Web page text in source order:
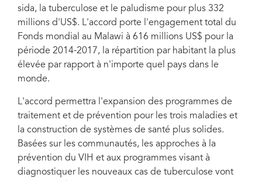
De gauche à droite : Le Président du Malawi, Peter Mutharika et le Directeur
exécutif du Fonds global, Mark Dybul.
sida, la tuberculose et le paludisme pour plus 332
millions d'US$. L'accord porte l'engagement total du
Fonds mondial au Malawi à 616 millions US$ pour la
période 2014-2017, la répartition par habitant la plus
élevée par rapport à n'importe quel pays dans le
monde.
L'accord permettra l'expansion des programmes de
traitement et de prévention pour les trois maladies et
la construction de systèmes de santé plus solides.
Basées sur les communautés, les approches à la
prévention du VIH et aux programmes visant à
diagnostiquer les nouveaux cas de tuberculose vont